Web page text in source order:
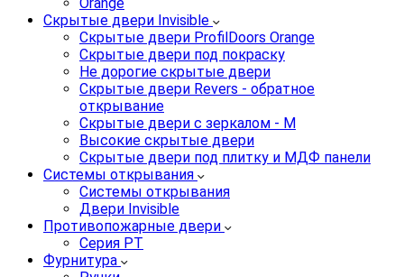
Скрытые двери Invisible
Скрытые двери ProfilDoors Orange
Скрытые двери под покраску
Не дорогие скрытые двери
Скрытые двери Revers - обратное
открывание
Скрытые двери с зеркалом - M
Высокие скрытые двери
Скрытые двери под плитку и МДФ панели
Системы открывания
Системы открывания
Двери Invisible
Противопожарные двери
Серия PT
Фурнитура